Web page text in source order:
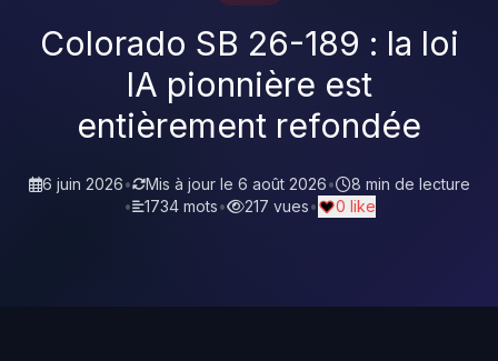
Colorado SB 26-189 : la loi
IA pionnière est
entièrement refondée
6 juin 2026• Mis à jour le 6 août 2026•
8 min de lecture
•
1734 mots• 217 vues• 0 like